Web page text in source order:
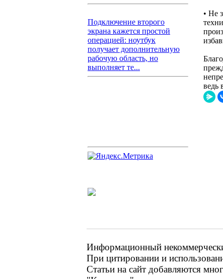
Подключение второго
экрана кажется простой
операцией: ноутбук
получает дополнительную
рабочую область, но
выполняет те...
• Не
ведь
Информационный
При цитировании и
Статьи на сайт добавляются